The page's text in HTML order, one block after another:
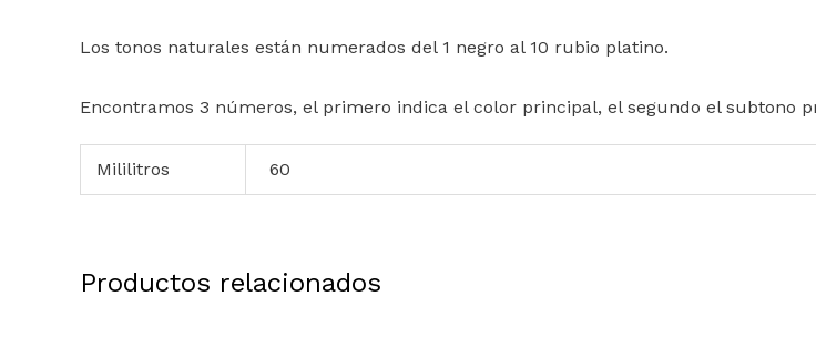
Los tonos naturales están numerados del 1 negro al 10 rubio platino.
Encontramos 3 números, el primero indica el color principal, el segundo el subtono
Mililitros 60
Productos relacionados